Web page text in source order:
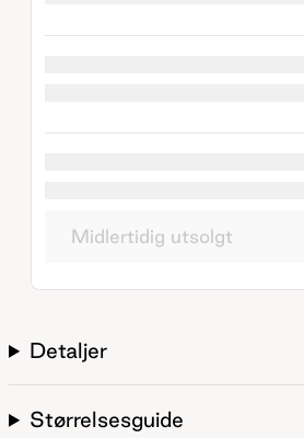
Midlertidig utsolgt
Detaljer
Størrelsesguide